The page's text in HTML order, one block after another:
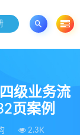
级业务流
页案例
2.3K